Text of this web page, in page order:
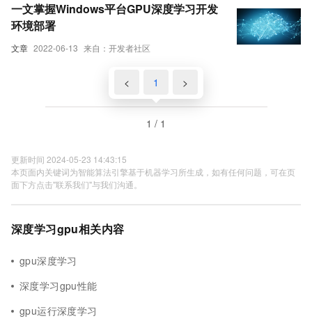
文章 2022-06-13 来自：开发者社区
一文掌握Windows平台GPU深度学习开发
环境部署
< 1 >
1 / 1
更新时间 2024-05-23 14:43:15
本页面内关键词为智能算法引擎基于机器学习所生成，如有任何问题，可在页
面下方点击"联系我们"与我们沟通。
深度学习gpu相关内容
gpu深度学习
深度学习gpu性能
gpu运行深度学习